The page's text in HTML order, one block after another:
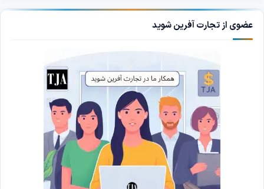
عضوی از تجارت آفرین شوید